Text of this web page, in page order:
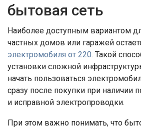
бытовая сеть
Наиболее доступным вариантом
частных домов или гаражей
электромобиля от 220. Такой
установки сложной
начать пользоваться
сразу после покупки при наличии
и исправной электропроводки.
При этом важно понимать, что